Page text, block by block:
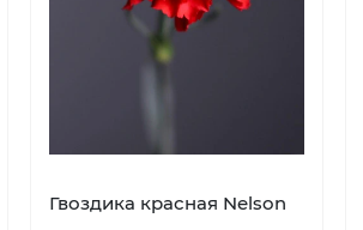
Гвоздика красная Nelson